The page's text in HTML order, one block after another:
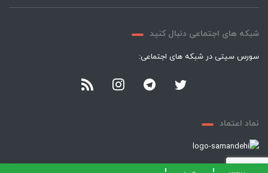
شبکه های اجتماعی دنبال کنید
سورس سیتی در شبکه های اجتماعی:
نماد اعتماد